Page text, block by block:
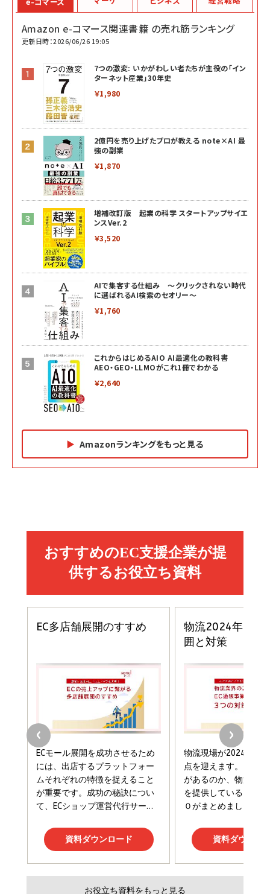
Amazon e-コマース関連書籍 の売れ筋ランキング
更新日時：2026/06/26 19:05
7つの激変: いかがわしい者たちが主役の「イン
ターネット産業」30年史
￥1,980
2億円を売り上げたプロが教える note×AI 最
強の副業
￥1,870
増補改訂版 起業の科学 スタートアップサイエ
ンスVer.2
￥3,520
AIで集客する仕組み ～クリックされない時代
に選ばれるAI検索のセオリー～
￥1,760
これからはじめるAIO AI最適化の教科書
AEO・GEO・LLMOがこれ1冊でわかる
￥2,640
Amazonランキングをもっと見る
副業
￥1,870
小さな会社は戦略が9割
ドリルを売るには穴を売れ
Brand Shift(ブランド・シフト): 「信頼」で選ばれ
る時代の成長戦略
￥2,420
マーケティングの真実 P&G・グリコで学んだ失敗
と成長の法則
￥2,200
Amazonランキングをもっと見る
カラダ2026／宮舘涼太]
￥880
anan(アンアン)2026/06/24号 No.2500増刊
スペシャルエディション[王道エンタメの矜持／
￥1,100
anan(アンアン)2026/07/08号 No.2502[2026
年後半、あなたの恋と運命／山田涼介]
￥880
ママ投資家が育休中に１億貯めた株式投資
￥1,870
組織の成果を最大化する ルールのデザイン
￥1,980
Amazonランキングをもっと見る
イシューからはじめよ［改訂版］――知的生産の「シンプ
ルな本質」
￥2,200
経営メモ 16年の起業家人生で得た知見
影響力の武器［新版］：人を動かす七つの原理
￥3,190
フィードバック経営 「沈黙の組織」から「高め合う
組織」へ
Amazonランキングをもっと見る